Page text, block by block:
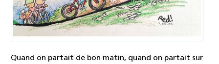
Quand on partait de bon matin, quand on partait sur